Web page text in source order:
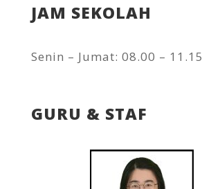
JAM SEKOLAH
Senin – Jumat: 08.00 – 11.15
GURU & STAF